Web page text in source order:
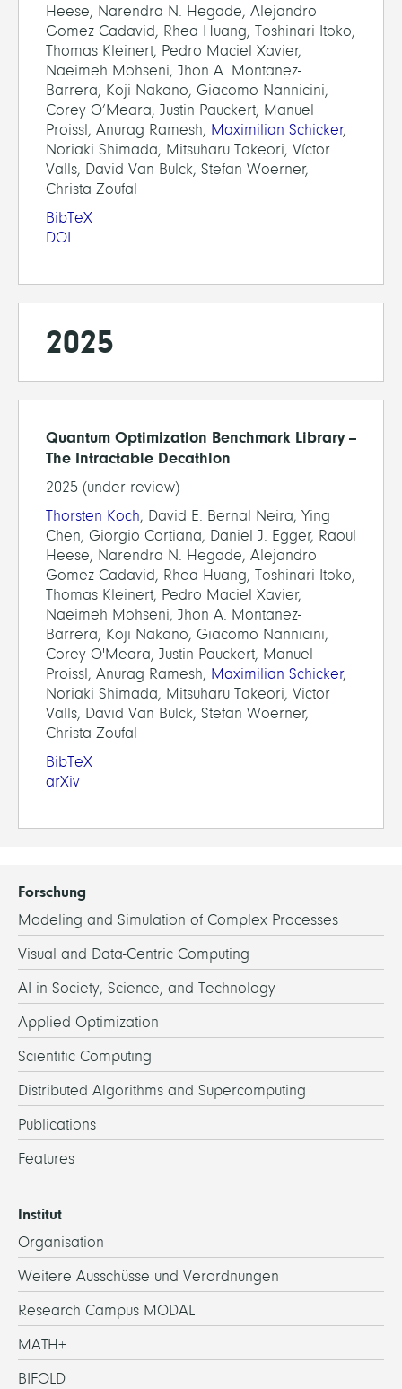
Heese, Narendra N. Hegade, Alejandro
Gomez Cadavid, Rhea Huang, Toshinari Itoko,
Thomas Kleinert, Pedro Maciel Xavier,
Naeimeh Mohseni, Jhon A. Montanez-
Barrera, Koji Nakano, Giacomo Nannicini,
Corey O’Meara, Justin Pauckert, Manuel
Proissl, Anurag Ramesh, Maximilian Schicker,
Noriaki Shimada, Mitsuharu Takeori, Víctor
Valls, David Van Bulck, Stefan Woerner,
Christa Zoufal
BibTeX
DOI
2025
Quantum Optimization Benchmark Library --
The Intractable Decathlon
2025 (under review)
Thorsten Koch, David E. Bernal Neira, Ying
Chen, Giorgio Cortiana, Daniel J. Egger, Raoul
Heese, Narendra N. Hegade, Alejandro
Gomez Cadavid, Rhea Huang, Toshinari Itoko,
Thomas Kleinert, Pedro Maciel Xavier,
Naeimeh Mohseni, Jhon A. Montanez-
Barrera, Koji Nakano, Giacomo Nannicini,
Corey O'Meara, Justin Pauckert, Manuel
Proissl, Anurag Ramesh, Maximilian Schicker,
Noriaki Shimada, Mitsuharu Takeori, Victor
Valls, David Van Bulck, Stefan Woerner,
Christa Zoufal
BibTeX
arXiv
Forschung
Modeling and Simulation of Complex Processes
Visual and Data-Centric Computing
AI in Society, Science, and Technology
Applied Optimization
Scientific Computing
Distributed Algorithms and Supercomputing
Publications
Features
Institut
Organisation
Weitere Ausschüsse und Verordnungen
Research Campus MODAL
MATH+
BIFOLD